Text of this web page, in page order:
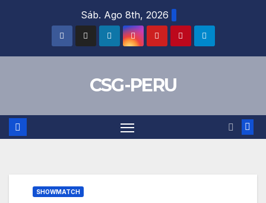
Sáb. Ago 8th, 2026
CSG-PERU
SHOWMATCH